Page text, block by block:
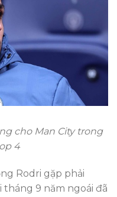
cho Man City trong
4
Rodri gặp phải
9 năm ngoái đã